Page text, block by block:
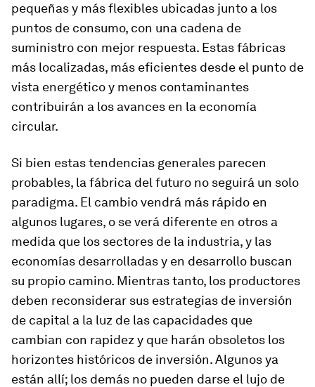
pequeñas y más flexibles ubicadas junto a los
puntos de consumo, con una cadena de
suministro con mejor respuesta. Estas fábricas
más localizadas, más eficientes desde el punto de
vista energético y menos contaminantes
contribuirán a los avances en la economía
circular.
Si bien estas tendencias generales parecen
probables, la fábrica del futuro no seguirá un solo
paradigma. El cambio vendrá más rápido en
algunos lugares, o se verá diferente en otros a
medida que los sectores de la industria, y las
economías desarrolladas y en desarrollo buscan
su propio camino. Mientras tanto, los productores
deben reconsiderar sus estrategias de inversión
de capital a la luz de las capacidades que
cambian con rapidez y que harán obsoletos los
horizontes históricos de inversión. Algunos ya
están allí; los demás no pueden darse el lujo de